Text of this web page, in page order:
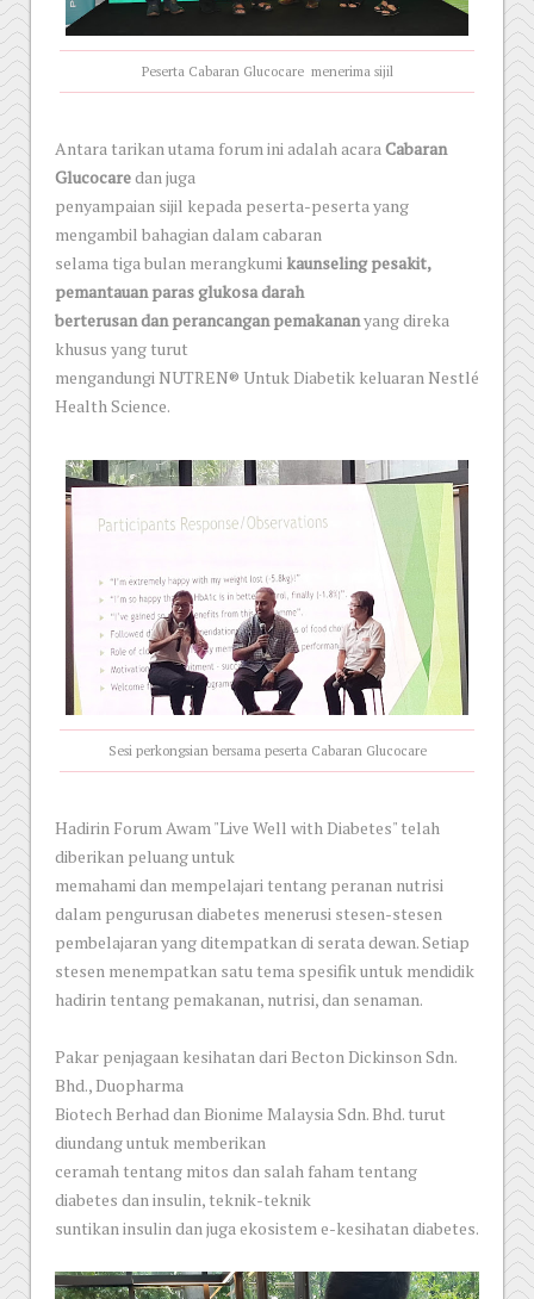
Peserta Cabaran Glucocare menerima sijil
Antara tarikan utama forum ini adalah acaraCabaran
Glucocaredan juga
penyampaian sijil kepada peserta-peserta yang
mengambil bahagian dalam cabaran
selama tiga bulan merangkumikaunseling pesakit,
pemantauan paras glukosa darah
berterusan dan perancangan pemakananyang direka
khusus yang turut
mengandungi NUTREN® Untuk Diabetik keluaran Nestlé
Health Science.
Sesi perkongsian bersama peserta Cabaran Glucocare
Hadirin Forum Awam "Live Well with Diabetes" telah
diberikan peluang untuk
memahami dan mempelajari tentang peranan nutrisi
dalam pengurusan diabetes menerusi stesen-stesen
pembelajaran yang ditempatkan di serata dewan. Setiap
stesen menempatkan satu tema spesifik untuk mendidik
hadirin tentang pemakanan, nutrisi, dan senaman.
Pakar penjagaan kesihatan dari Becton Dickinson Sdn.
Bhd., Duopharma
Biotech Berhad dan Bionime Malaysia Sdn. Bhd. turut
diundang untuk memberikan
ceramah tentang mitos dan salah faham tentang
diabetes dan insulin, teknik-teknik
suntikan insulin dan juga ekosistem e-kesihatan diabetes.